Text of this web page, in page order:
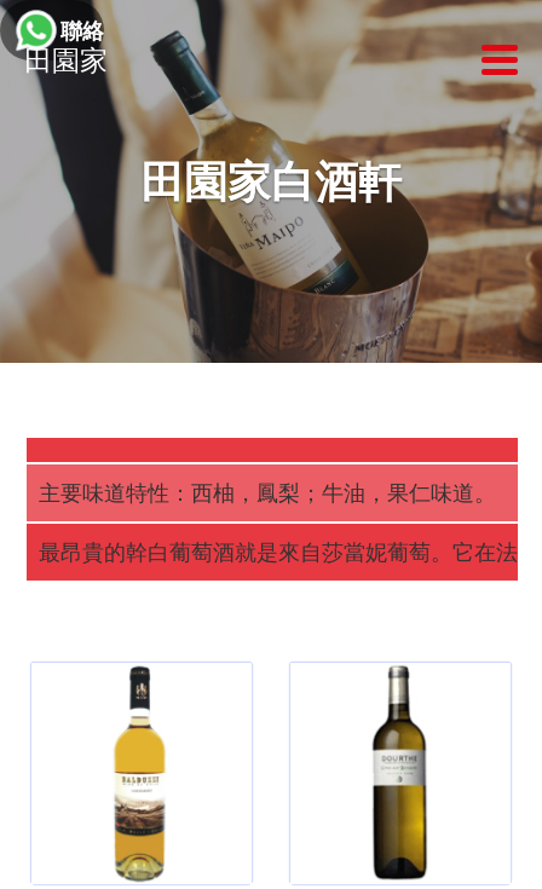
田園家
田園家白酒軒
主要味道特性：西柚，鳳梨；牛油，果仁味道。
最昂貴的幹白葡萄酒就是來自莎當妮葡萄。它在法
聯絡我們